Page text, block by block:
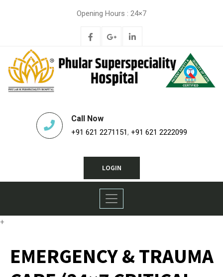
Opening Hours : 24×7
Call Now
+91 621 2271151, +91 621 2222099
LOGIN
+
EMERGENCY & TRAUMA